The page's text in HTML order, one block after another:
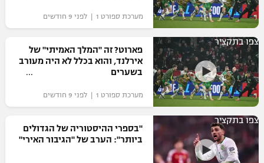
מערכת ספורט 1 | לפני 9 חודשים
צפו בתקציר
פארוט? זה "המלך האמיתי" של
אירלנד, והוא בכלל לא היה מעורב
בשערים
מערכת ספורט 1 | לפני 9 חודשים
צפו בתקציר
"בספרי ההיסטוריה של הגדולים
ביותר": הערב של "הגיבור האירי"